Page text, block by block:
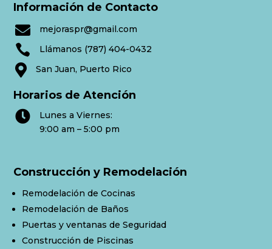
Información de Contacto
 mejoraspr@gmail.com
 Llámanos (787) 404-0432
 San Juan, Puerto Rico
Horarios de Atención

Lunes a Viernes:
9:00 am – 5:00 pm
Construcción y Remodelación
Remodelación de Cocinas
Remodelación de Baños
Puertas y ventanas de Seguridad
Construcción de Piscinas